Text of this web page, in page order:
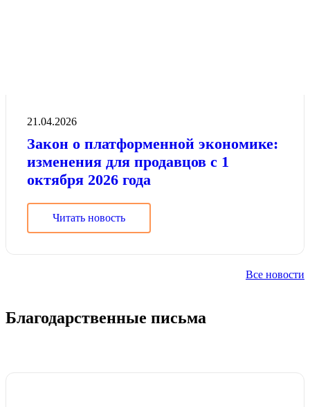
21.04.2026
Закон о платформенной экономике:
изменения для продавцов с 1
октября 2026 года
Читать новость
Все новости
Благодарственные письма